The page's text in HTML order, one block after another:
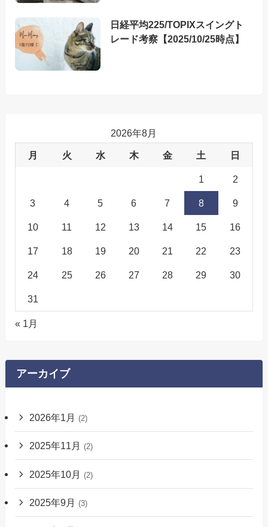
日経平均225/TOPIXスイングト
レード考察【2025/10/25時点】
2026年8月
月 火 水 木 金 土 日
1 2
3 4 5 6 7 8 9
10 11 12 13 14 15 16
17 18 19 20 21 22 23
24 25 26 27 28 29 30
31
« 1月
アーカイブ
2026年1月 (2)
2025年11月 (2)
2025年10月 (2)
2025年9月 (3)